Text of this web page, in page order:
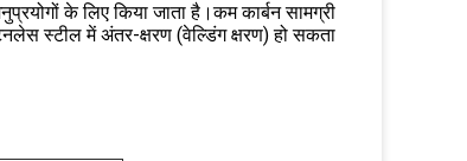
के लिए किया जाता है।कम कार्बन सामग्री
स्टील में अंतर-क्षरण (वेल्डिंग क्षरण) हो सकता